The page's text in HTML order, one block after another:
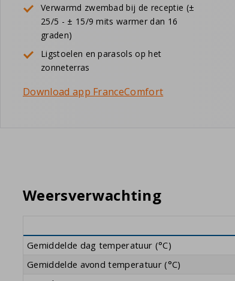
Verwarmd zwembad bij de receptie (±
25/5 - ± 15/9 mits warmer dan 16
graden)
Ligstoelen en parasols op het
zonneterras
Download app FranceComfort
Weersverwachting
Gemiddelde dag temperatuur (°C)
Gemiddelde avond temperatuur (°C)